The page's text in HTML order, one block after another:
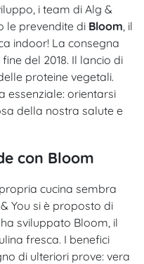
i team di Alg &
le prevendite di Bloom , il
indoor! La consegna
del 2018. Il lancio di
proteine vegetali.
essenziale: orientarsi
della nostra salute e
con Bloom
cucina sembra
You si è proposto di
sviluppato Bloom, il
fresca. I benefici
di ulteriori prove: vera